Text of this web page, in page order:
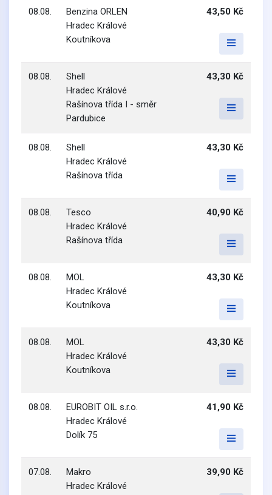
08.08.
Benzina ORLEN
Hradec Králové
Koutníkova
43,50 Kč
08.08.
Shell
Hradec Králové
Rašínova třída I - směr
Pardubice
43,30 Kč
08.08.
Shell
Hradec Králové
Rašínova třída
43,30 Kč
08.08.
Tesco
Hradec Králové
Rašínova třída
40,90 Kč
08.08.
MOL
Hradec Králové
Koutníkova
43,30 Kč
08.08.
MOL
Hradec Králové
Koutníkova
43,30 Kč
08.08.
EUROBIT OIL s.r.o.
Hradec Králové
Dolík 75
41,90 Kč
07.08.
Makro
Hradec Králové
39,90 Kč